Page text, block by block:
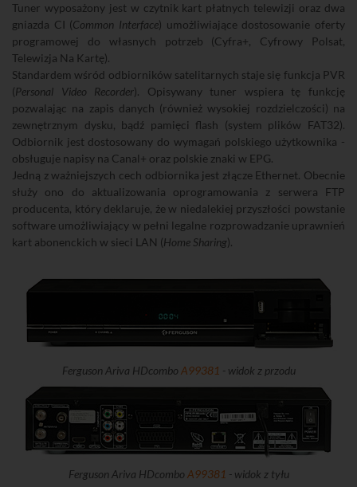
Tuner wyposażony jest w czytnik kart płatnych telewizji oraz dwa
gniazda CI (Common Interface) umożliwiające dostosowanie oferty
programowej do własnych potrzeb (Cyfra+, Cyfrowy Polsat,
Telewizja Na Kartę).
Standardem wśród odbiorników satelitarnych staje się funkcja PVR
(Personal Video Recorder). Opisywany tuner wspiera tę funkcję
pozwalając na zapis danych (również wysokiej rozdzielczości) na
zewnętrznym dysku, bądź pamięci flash (system plików FAT32).
Odbiornik jest dostosowany do wymagań polskiego użytkownika -
obsługuje napisy na Canal+ oraz polskie znaki w EPG.
Jedną z ważniejszych cech odbiornika jest złącze Ethernet. Obecnie
służy ono do aktualizowania oprogramowania z serwera FTP
producenta, który deklaruje, że w niedalekiej przyszłości powstanie
software umożliwiający w pełni legalne rozprowadzanie uprawnień
kart abonenckich w sieci LAN (Home Sharing).
Ferguson Ariva HDcombo A99381 - widok z przodu
Ferguson Ariva HDcombo A99381 - widok z tyłu